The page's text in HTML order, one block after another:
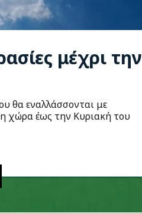
μέχρι την
θα εναλλάσσονται με
χώρα έως την Κυριακή του